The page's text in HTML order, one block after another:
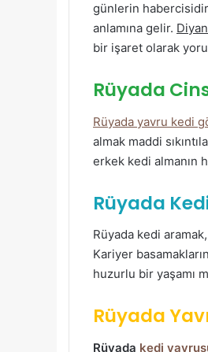
günlerin
anlamına gelir.
bir işaret olarak
Rüyada
Rüyada yavru kedi
almak maddi
erkek kedi almanın
Rüyada
Rüyada kedi
Kariyer
huzurlu bir yaşamı
Rüyada
Rüyada kedi